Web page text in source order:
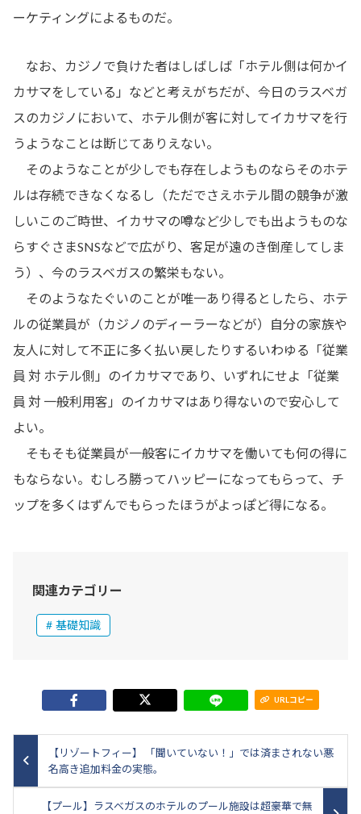
ーケティングによるものだ。
なお、カジノで負けた者はしばしば「ホテル側は何かイ
カサマをしている」などと考えがちだが、今日のラスベガ
スのカジノにおいて、ホテル側が客に対してイカサマを行
うようなことは断じてありえない。
そのようなことが少しでも存在しようものならそのホテ
ルは存続できなくなるし（ただでさえホテル間の競争が激
しいこのご時世、イカサマの噂など少しでも出ようものな
らすぐさまSNSなどで広がり、客足が遠のき倒産してしま
う）、今のラスベガスの繁栄もない。
そのようなたぐいのことが唯一あり得るとしたら、ホテ
ルの従業員が（カジノのディーラーなどが）自分の家族や
友人に対して不正に多く払い戻したりするいわゆる「従業
員 対 ホテル側」のイカサマであり、いずれにせよ「従業
員 対 一般利用客」のイカサマはあり得ないので安心して
よい。
そもそも従業員が一般客にイカサマを働いても何の得に
もならない。むしろ勝ってハッピーになってもらって、チ
ップを多くはずんでもらったほうがよっぽど得になる。
関連カテゴリー
基礎知識
URLコピー
【リゾートフィー】 「聞いていない！」では済まされない悪
名高き追加料金の実態。
【プール】ラスベガスのホテルのプール施設は超豪華で無